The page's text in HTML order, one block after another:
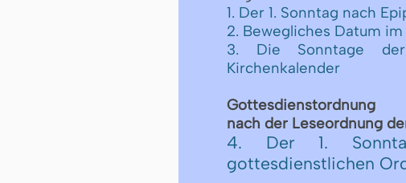
1. Der 1. Sonntag nach
2. Bewegliches Datum
3. Die Sonntage der
Kirchenkalender
Got­tes­dienst­ord­nung
nach der Le­se­ord­nung
4. Der 1.
gottesdienstlichen